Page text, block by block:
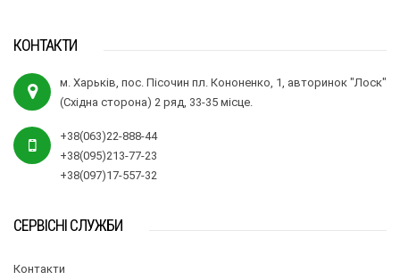
КОНТАКТИ
м. Харьків, пос. Пісочин пл. Кононенко, 1, авторинок "Лоск"
(Східна сторона) 2 ряд, 33-35 місце.
+38(063)22-888-44
+38(095)213-77-23
+38(097)17-557-32
СЕРВІСНІ СЛУЖБИ
Контакти